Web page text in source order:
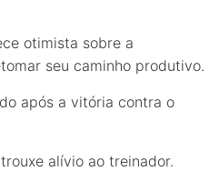
otimista sobre a
seu caminho produtivo.
após a vitória contra o
alívio ao treinador.